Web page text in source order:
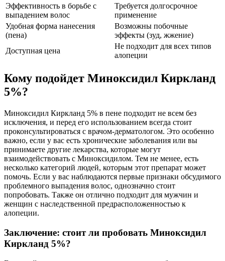
Эффективность в борьбе с
выпадением волос
Требуется долгосрочное
применение
Удобная форма нанесения
(пена)
Возможны побочные
эффекты (зуд, жжение)
Доступная цена
Не подходит для всех типов
алопеции
Кому подойдет Миноксидил Киркланд
5%?
Миноксидил Киркланд 5% в пене подходит не всем без
исключения, и перед его использованием всегда стоит
проконсультироваться с врачом-дерматологом. Это особенно
важно, если у вас есть хронические заболевания или вы
принимаете другие лекарства, которые могут
взаимодействовать с Миноксидилом. Тем не менее, есть
несколько категорий людей, которым этот препарат может
помочь. Если у вас наблюдаются первые признаки обсудимого
проблемного выпадения волос, однозначно стоит
попробовать. Также он отлично подходит для мужчин и
женщин с наследственной предрасположенностью к
алопеции.
Заключение: стоит ли пробовать Миноксидил
Киркланд 5%?